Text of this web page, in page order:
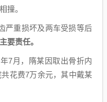
撞。
严重损坏及两车受损等后
要责任。
7月，隋某因取出骨折内
花费7万余元，其中戴某